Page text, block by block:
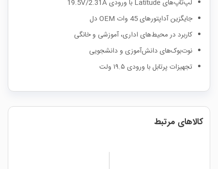
لپ‌تاپ‌های Latitude با ورودی 19.5V/2.31A
جایگزین آداپتورهای 45 وات OEM دل
کاربرد در محیط‌های اداری، آموزشی و خانگی
نوت‌بوک‌های دانش‌آموزی و دانشجویی
تجهیزات پرتابل با ورودی ۱۹.۵ ولت
کالاهای مرتبط